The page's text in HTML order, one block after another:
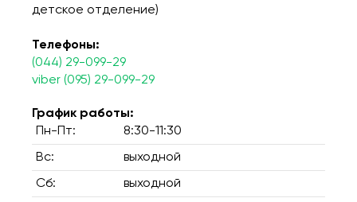
детское отделение)
Телефоны:
(044) 29-099-29
viber (095) 29-099-29
График работы:
Пн-Пт:
8:30-11:30
Вс: выходной
Сб: выходной